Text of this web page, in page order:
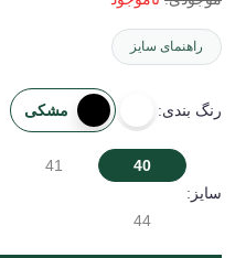
راهنمای سایز
رنگ بندی: مشکی
سایز:
40
41
44